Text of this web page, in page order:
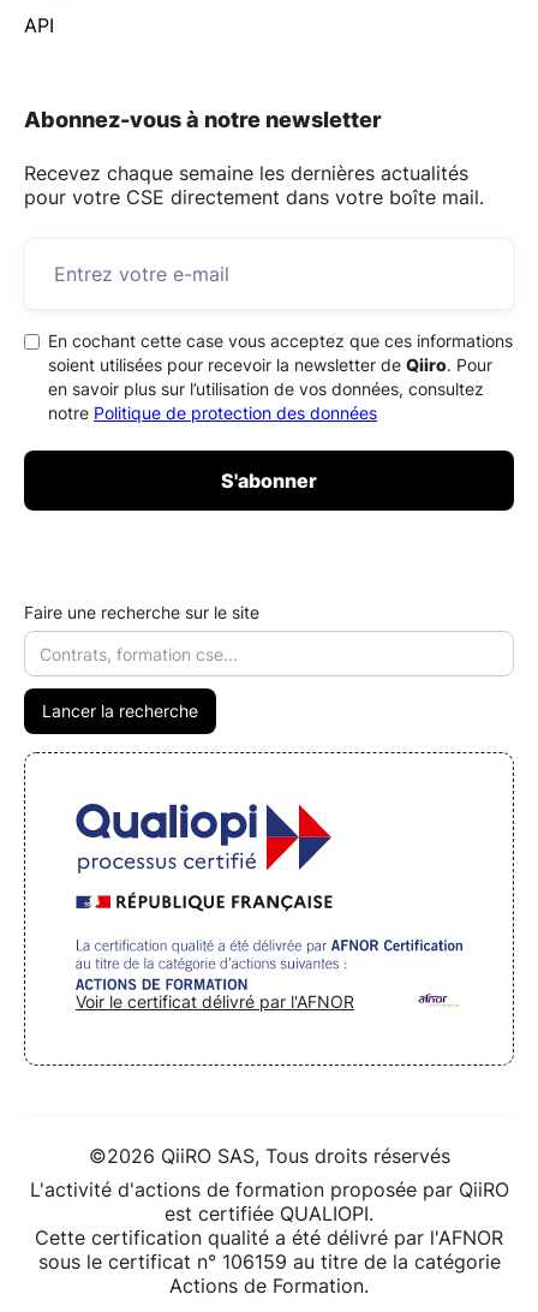
API
Abonnez-vous à notre newsletter
Recevez chaque semaine les dernières actualités
pour votre CSE directement dans votre boîte mail.
En cochant cette case vous acceptez que ces informations
soient utilisées pour recevoir la newsletter de Qiiro. Pour
en savoir plus sur l’utilisation de vos données, consultez
notre Politique de protection des données
Faire une recherche sur le site
Voir le certificat délivré par l'AFNOR
©2026 QiiRO SAS, Tous droits réservés
L'activité d'actions de formation proposée par QiiRO
est certifiée QUALIOPI.
Cette certification qualité a été délivré par l'AFNOR
sous le certificat n° 106159 au titre de la catégorie
Actions de Formation.